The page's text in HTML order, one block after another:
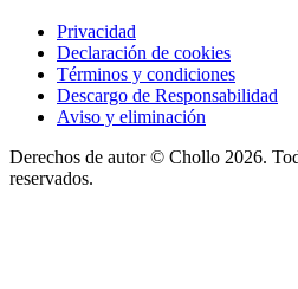
Privacidad
Declaración de cookies
Términos y condiciones
Descargo de Responsabilidad
Aviso y eliminación
Derechos de autor © Chollo 2026.
reservados.